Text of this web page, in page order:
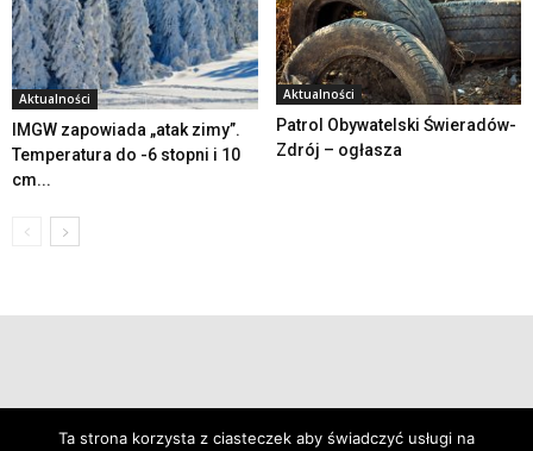
Aktualności
IMGW zapowiada „atak zimy”.
Temperatura do -6 stopni i 10
cm...
Aktualności
Patrol Obywatelski Świeradów-
Zdrój – ogłasza
Ta strona korzysta z ciasteczek aby świadczyć usługi na